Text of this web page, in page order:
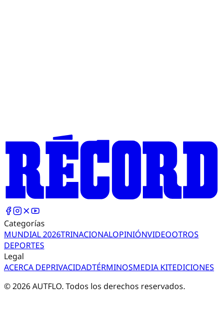
Categorías
MUNDIAL 2026TRINACIONALOPINIÓNVIDEOOTROS
DEPORTES
Legal
ACERCA DEPRIVACIDADTÉRMINOSMEDIA KITEDICIONES
©2026AUTFLO. Todos los derechos reservados.